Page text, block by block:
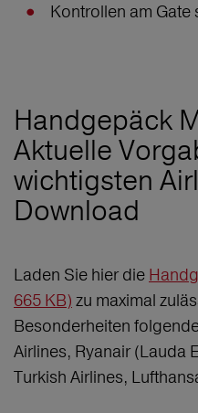
Kontrollen am Gate
Handgepäck
Aktuelle
wichtigsten
Download
Laden Sie hier die
665 KB) zu maximal
Besonderheiten
Airlines, Ryanair (Lauda
Turkish Airlines,